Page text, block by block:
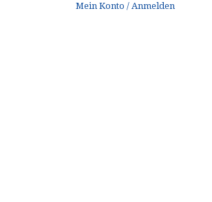
Mein Konto / Anmelden